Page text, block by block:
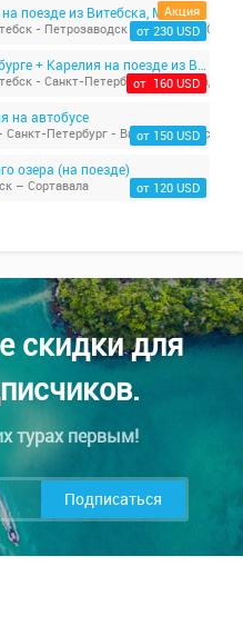
поезде из Витебска, Минска
от 230 USD
Акция
от 160 USD
на автобусе
Петербург - Витебск - Минск
от 150 USD
озера (на поезде)
– Сортавала от 120 USD
скидки для
турах первым!
Подписаться